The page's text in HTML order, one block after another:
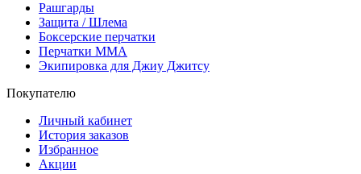
Рашгарды
Защита / Шлема
Боксерские перчатки
Перчатки ММА
Экипировка для Джиу Джитсу
Покупателю
Личный кабинет
История заказов
Избранное
Акции